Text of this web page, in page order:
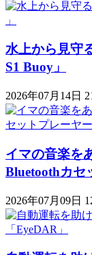
水上から見守
S1 Buoy​​」
2026年07月14日
イマの音楽を
Bluetoothカセ
2026年07月09日